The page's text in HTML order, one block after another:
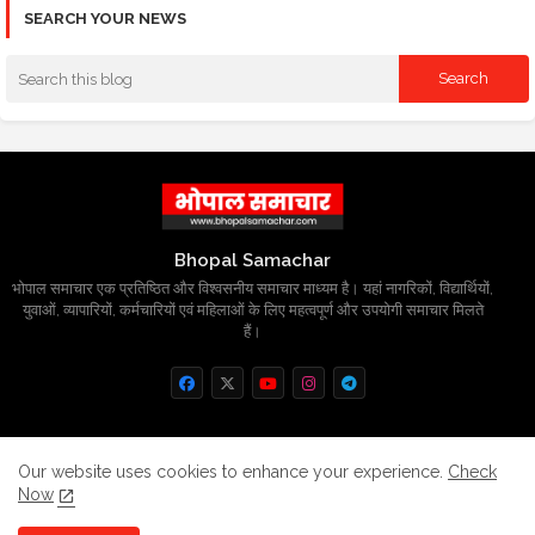
SEARCH YOUR NEWS
Bhopal Samachar
भोपाल समाचार एक प्रतिष्ठित और विश्वसनीय समाचार माध्यम है। यहां नागरिकों, विद्यार्थियों,
युवाओं, व्यापारियों, कर्मचारियों एवं महिलाओं के लिए महत्वपूर्ण और उपयोगी समाचार मिलते
हैं।
Home About Contact us
Privacy Policy
Our website uses cookies to enhance your experience. Check
Now